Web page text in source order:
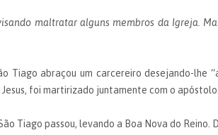
maltratar alguns membros da Igreja.
Tiago abraçou um carcereiro desejando-lhe
foi martirizado juntamente com o apóstolo.
Tiago passou, levando a Boa Nova do Reino.